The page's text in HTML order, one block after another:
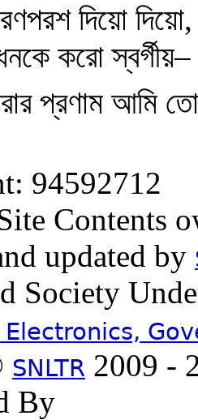
দিয়ো দিয়ো,
করো
প্রণাম আমি
94592712
Contents
updated by
Society
SNLTR 2009 -
By